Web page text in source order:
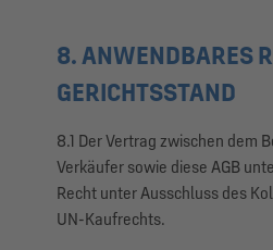
8. ANWENDBARES
GERICHTSSTAND
8.1 Der Vertrag zwischen dem
Verkäufer sowie diese AGB
Recht unter Ausschluss des
UN-Kaufrechts.